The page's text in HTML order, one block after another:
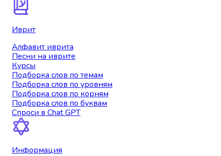
Иврит
Алфавит иврита
Песни на иврите
Курсы
Подборка слов по темам
Подборка слов по уровням
Подборка слов по корням
Подборка слов по буквам
Спроси в Chat GPT
Информация